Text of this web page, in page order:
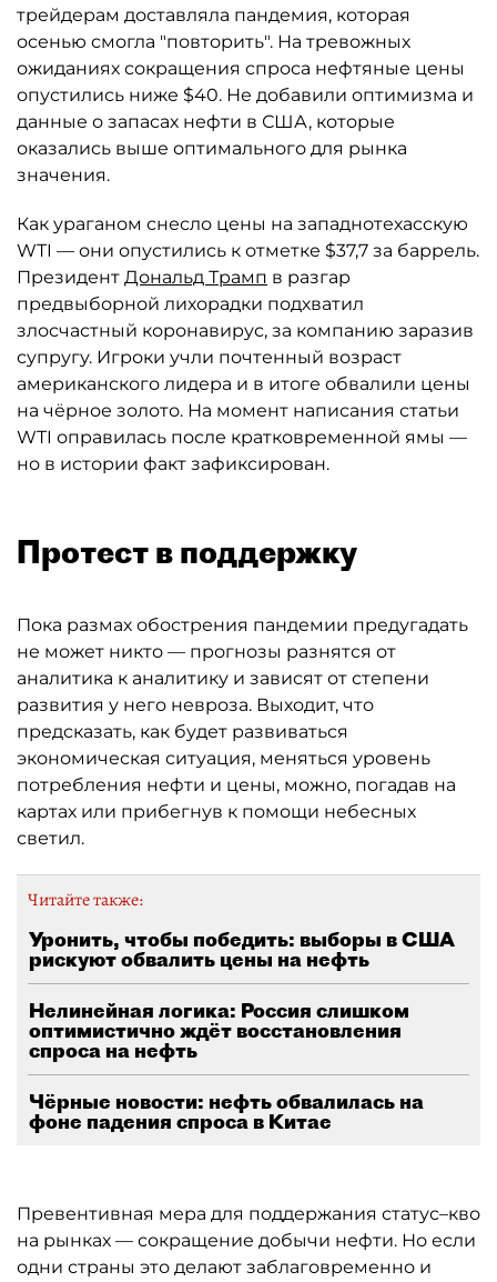
трейдерам доставляла пандемия, которая
осенью смогла "повторить". На тревожных
ожиданиях сокращения спроса нефтяные цены
опустились ниже $40. Не добавили оптимизма и
данные о запасах нефти в США, которые
оказались выше оптимального для рынка
значения.
Как ураганом снесло цены на западнотехасскую
WTI — они опустились к отметке $37,7 за баррель.
Президент Дональд Трамп в разгар
предвыборной лихорадки подхватил
злосчастный коронавирус, за компанию заразив
супругу. Игроки учли почтенный возраст
американского лидера и в итоге обвалили цены
на чёрное золото. На момент написания статьи
WTI оправилась после кратковременной ямы —
но в истории факт зафиксирован.
Протест в поддержку
Пока размах обострения пандемии предугадать
не может никто — прогнозы разнятся от
аналитика к аналитику и зависят от степени
развития у него невроза. Выходит, что
предсказать, как будет развиваться
экономическая ситуация, меняться уровень
потребления нефти и цены, можно, погадав на
картах или прибегнув к помощи небесных
светил.
Читайте также:
Уронить, чтобы победить: выборы в США
рискуют обвалить цены на нефть
Нелинейная логика: Россия слишком
оптимистично ждёт восстановления
спроса на нефть
Чёрные новости: нефть обвалилась на
фоне падения спроса в Китае
Превентивная мера для поддержания статус–кво
на рынках — сокращение добычи нефти. Но если
одни страны это делают заблаговременно и